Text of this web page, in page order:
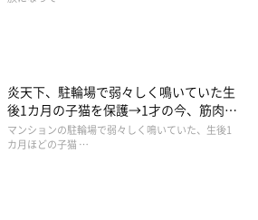
炎天下、駐輪場で弱々しく鳴いていた生
後1カ月の子猫を保護→1才の今、筋肉質
でツンデレなコに成長
マンションの駐輪場で弱々しく鳴いていた、生後1
カ月ほどの子猫 …